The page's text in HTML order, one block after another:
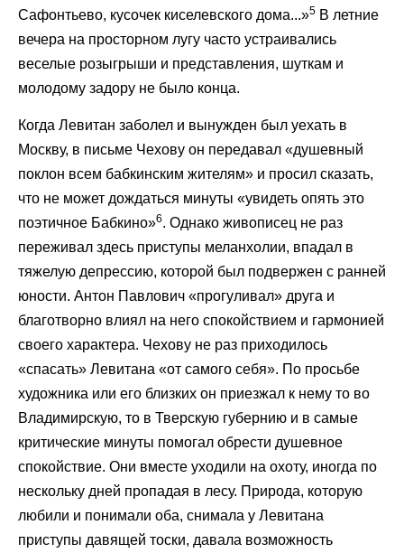
Сафонтьево, кусочек киселевского дома...»5 В летние
вечера на просторном лугу часто устраивались
веселые розыгрыши и представления, шуткам и
молодому задору не было конца.
Когда Левитан заболел и вынужден был уехать в
Москву, в письме Чехову он передавал «душевный
поклон всем бабкинским жителям» и просил сказать,
что не может дождаться минуты «увидеть опять это
поэтичное Бабкино»6. Однако живописец не раз
переживал здесь приступы меланхолии, впадал в
тяжелую депрессию, которой был подвержен с ранней
юности. Антон Павлович «прогуливал» друга и
благотворно влиял на него спокойствием и гармонией
своего характера. Чехову не раз приходилось
«спасать» Левитана «от самого себя». По просьбе
художника или его близких он приезжал к нему то во
Владимирскую, то в Тверскую губернию и в самые
критические минуты помогал обрести душевное
спокойствие. Они вместе уходили на охоту, иногда по
нескольку дней пропадая в лесу. Природа, которую
любили и понимали оба, снимала у Левитана
приступы давящей тоски, давала возможность